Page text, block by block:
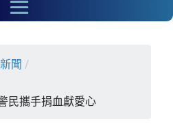
聞 /
民攜手捐血獻愛心